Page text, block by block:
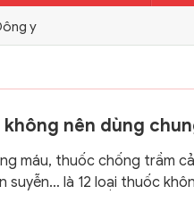
y
không nên dùng
máu, thuốc chống trầm
suyễn… là 12 loại thuốc